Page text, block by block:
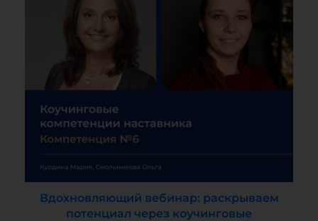
Вдохновляющий вебинар: раскрываем
потенциал через коучинговые